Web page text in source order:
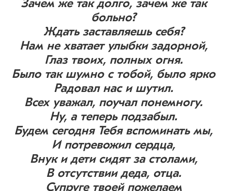
Зачем же так долго, зачем же так
больно?
Ждать заставляешь себя?
Нам не хватает улыбки задорной,
Глаз твоих, полных огня.
Было так шумно с тобой, было ярко
Радовал нас и шутил.
Всех уважал, поучал понемногу.
Ну, а теперь подзабыл.
Будем сегодня Тебя вспоминать мы,
И потревожил сердца,
Внук и дети сидят за столами,
В отсутствии деда, отца.
Супруге твоей пожелаем